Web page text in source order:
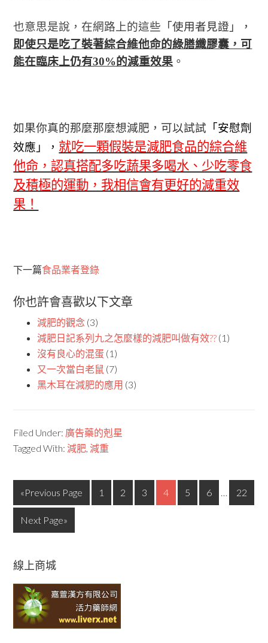
也意思是說，在網路上的這些 「使用者見證」，
即使只是吃了裝著綜合維他命的綠膳纖膠囊，可
能在臨床上仍有30%的減重效果 。
如果你真的那麼那麼想減肥，可以試試 「安慰劑
效應」， 就吃一顆假裝是減肥食品的綜合維
他命，認真搭配多吃蔬果多喝水、少吃零食
及積極的運動，我相信會有更好的減重效
果！
下一篇食品業者登錄
你也許會喜歡以下文章
減肥的觀念 (3)
減肥日記系列九之怎麼樣的減肥叫做有效?? (1)
沒有良心的混蛋 (1)
又一次當白老鼠 (7)
黑木耳在減肥的應用 (3)
Filed Under: 廣告藥的剋星
Tagged With:減肥,減重
«Previous Page 1 2 3 4 5 6 … 22
Next Page»
線上商城